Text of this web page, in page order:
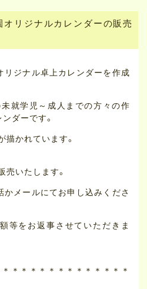
オリジナルカレンダーの販売
リジナル卓上カレンダーを作成
就学児～成人までの方々の作
ダーです。
かれています。
いたします。
かメールにてお申し込みくださ
等をお返事させていただきま
＊＊＊＊＊＊＊＊＊＊＊＊＊